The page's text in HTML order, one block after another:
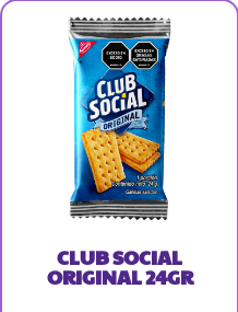
CLUB SOCIAL
ORIGINAL 24GR